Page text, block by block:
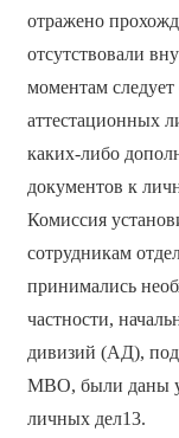
отражено
отсутствовали
моментам
аттестационных
каких-либо
документов к
Комиссия
сотрудникам
принимались
частности,
дивизий (АД),
МВО, были даны
личных дел13.